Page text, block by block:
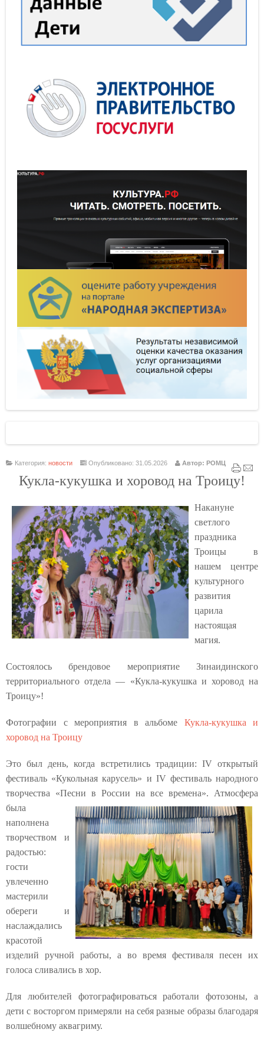
Категория: новости Опубликовано: 31.05.2026 Автор: РОМЦ
Кукла-кукушка и хоровод на Троицу!
Накануне
светлого
праздника
Троицы в
нашем центре
культурного
развития
царила
настоящая
магия.
Состоялось брендовое мероприятие Зинаидинского
территориального отдела — «Кукла-кукушка и хоровод на
Троицу»!
Фотографии с мероприятия в альбоме Кукла-кукушка и
хоровод на Троицу
Это был день, когда встретились традиции: IV открытый
фестиваль «Кукольная карусель» и IV фестиваль народного
творчества «Песни в России на все времена». Атмосфера
была
наполнена
творчеством и
радостью:
гости
увлеченно
мастерили
обереги и
наслаждались
красотой
изделий ручной работы, а во время фестиваля песен их
голоса сливались в хор️.
Для любителей фотографироваться работали фотозоны, а
дети с восторгом примеряли на себя разные образы благодаря
волшебному аквагриму.